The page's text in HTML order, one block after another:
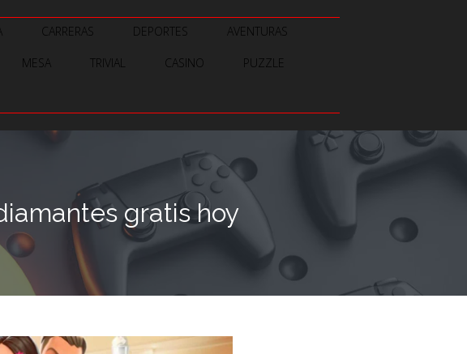
CARRERAS DEPORTES AVENTURAS
MESA TRIVIAL CASINO PUZZLE
gratis hoy